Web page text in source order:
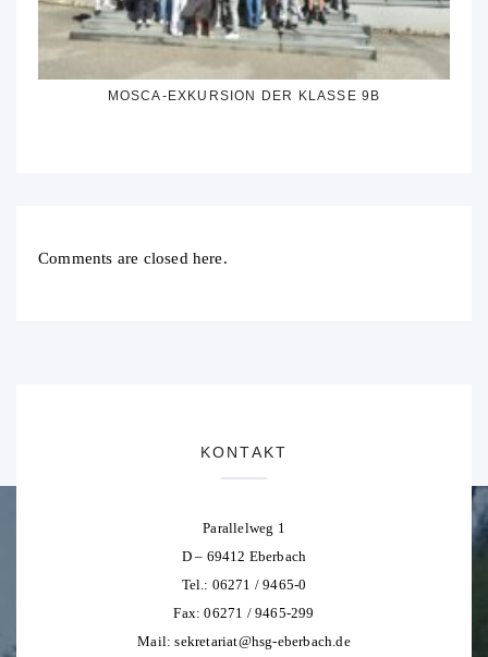
MOSCA-EXKURSION DER KLASSE 9B
Comments are closed here.
KONTAKT
Parallelweg 1
D – 69412 Eberbach
Tel.: 06271 / 9465-0
Fax: 06271 / 9465-299
Mail:sekretariat@hsg-eberbach.de